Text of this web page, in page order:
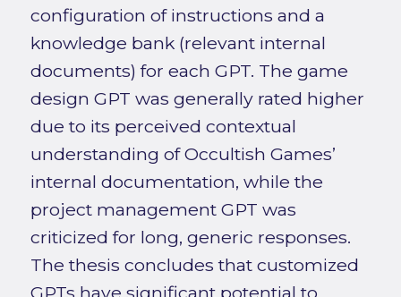
configuration of instructions and a
knowledge bank (relevant internal
documents) for each GPT. The game
design GPT was generally rated higher
due to its perceived contextual
understanding of Occultish Games’
internal documentation, while the
project management GPT was
criticized for long, generic responses.
The thesis concludes that customized
GPTs have significant potential to